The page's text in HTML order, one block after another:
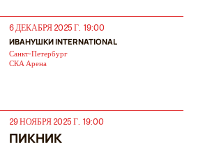
6 ДЕКАБРЯ 2025 Г. 19:00
ИВАНУШКИ INTERNATIONAL
Санкт-Петербург
СКА Арена
29 НОЯБРЯ 2025 Г. 19:00
ПИКНИК